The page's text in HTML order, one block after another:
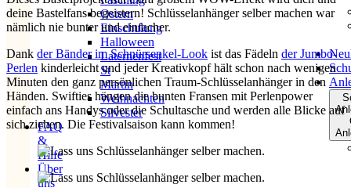
Ostern
Einschulung
Halloween
Laternenfest
St
Martin
Weihnachten
Silvester
FAQ
&
Hilfe
Über
uns
deine Bastelfans begeistern! Schlüsselanhänger selber machen war
nämlich nie bunter und einfacher.
Dank der Bänder im Schnürsenkel-Look ist das Fädeln der Jumbo-
Perlen kinderleicht und jeder Kreativkopf hält schon nach wenigen
Minuten den ganz persönlichen Traum-Schlüsselanhänger in den
Händen. Swifties hängen die bunten Fransen mit Perlenpower
einfach ans Handys oder die Schultasche und werden alle Blicke auf
sich ziehen. Die Festivalsaison kann kommen!